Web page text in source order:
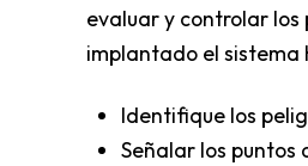
evaluar y controlar
implantado el sistema
Identifique los
Señalar los puntos